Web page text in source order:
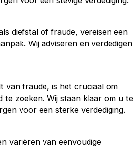
diefstal of fraude, vereisen een
Wij adviseren en verdedigen
van fraude, is het cruciaal om
te zoeken. Wij staan klaar om u te
voor een sterke verdediging.
variëren van eenvoudige